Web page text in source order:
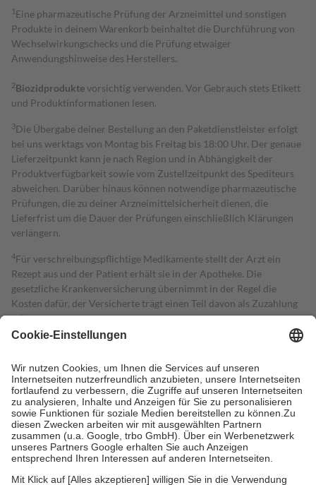
1 Eine pharmazeutische Prüfung der Arzneimittel und sonstigen
Produkte in deinem Warenkorb beinhaltet die Durchführung von
Wechselwirkungschecks und die Prüfung etwaiger
Anwendungshinweise des Herstellers.
2Biozidproduktevorsichtig verwenden. Vor Gebrauch stets Etikett
und Produktinformationen lesen.
3Die Übergabe deiner Bestellung an den Paketdienstleister erfolgt
bei uns werktags von Montag bis Freitag bis 18:00 Uhr. Der genaue
Lieferzeitpunkt kann je nach Region und in Abhängigkeit der
Produktverfügbarkeit sowie vom Zustellzeitpunkt des Spediteurs
abweichen. Darüber hinaus können notwendige pharmazeutische
Prüfungen, die zu deiner Arzneimittelsicherheit dienen, die
Lieferfrist um die Dauer der Prüfungen einschließlich Klärungen
verlängern.
4Für verschreibungspflichtige Medikamente stellt der Arzt ein
Rezept aus und der Patient erhält sie in der Apotheke. Die
gesetzliche Krankenversicherung übernimmt in der Regel die
Kosten dafür, der Versicherte trägt einen Teil davon als Zuzahlung
mit.
Grundsätzlich leisten Mitglieder Zuzahlungen in Höhe von zehn
höchstens zehn Euro.
Es sind jedoch nie mehr als die tatsächlichen
Kosten der Leistung zu entrichten.
Diese Regeln gelten grundsätzlich auch für Online-Apotheken.
Bei Heilmitteln und häuslicher Krankenpflege beträgt die
Zuzahlung zehn Prozent der Kosten sowie zehn Euro je
Verordnung.
Um das Engagement der Versicherten für ihre eigene Gesundheit zu
stärken und die besondere Stellung der Familie zu unterstützen,
fallenkeine Zuzahlungenan bei: